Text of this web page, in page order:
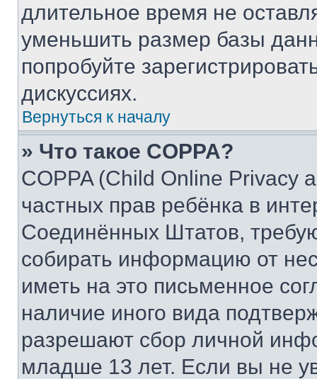
длительное время не
уменьшить размер базы
попробуйте
дискуссиях.
Вернуться к началу
» Что такое COPPA?
COPPA (Child Online Privacy
частных прав ребёнка в
Соединённых Штатов,
собирать информацию от
иметь на это письменное
наличие иного вида
разрешают сбор личной
младше 13 лет. Если вы не